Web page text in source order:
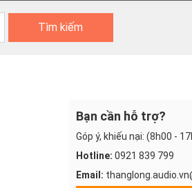
Tìm kiếm
Bạn cần hỗ trợ?
Góp ý, khiếu nại: (8h00 -
Hotline: 0921 839 799
Email: